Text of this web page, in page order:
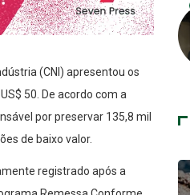
(CNI) apresentou os
50. De acordo com a
por preservar 135,8 mil
de baixo valor.
registrado após a